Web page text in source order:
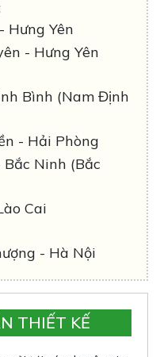
Hưng Yên
- Hưng Yên
Bình (Nam Định
- Hải Phòng
Ninh (Bắc
Cai
- Hà Nội
THIẾT KẾ